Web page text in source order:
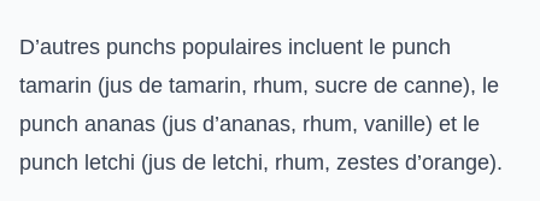
D’autres punchs populaires incluent le punch
tamarin (jus de tamarin, rhum, sucre de canne), le
punch ananas (jus d’ananas, rhum, vanille) et le
punch letchi (jus de letchi, rhum, zestes d’orange).